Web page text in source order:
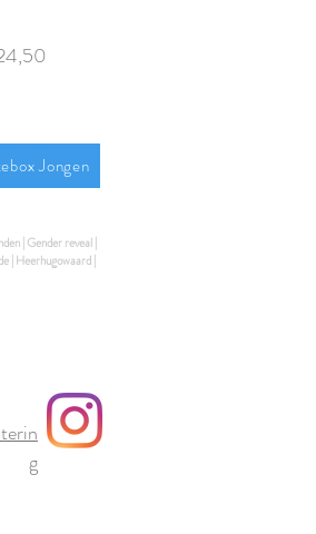
Jongen
| Gender reveal |
| Heerhugowaard |
g